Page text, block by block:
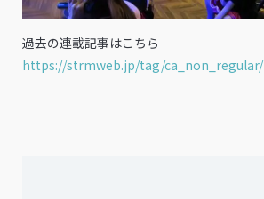
過去の連載記事はこちら
https://strmweb.jp/tag/ca_non_regular/